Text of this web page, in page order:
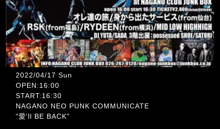
2022/04/17 Sun
OPEN:16:00
START:16:30
NAGANO NEO PUNK COMMUNICATE
"愛'll BE BACK"